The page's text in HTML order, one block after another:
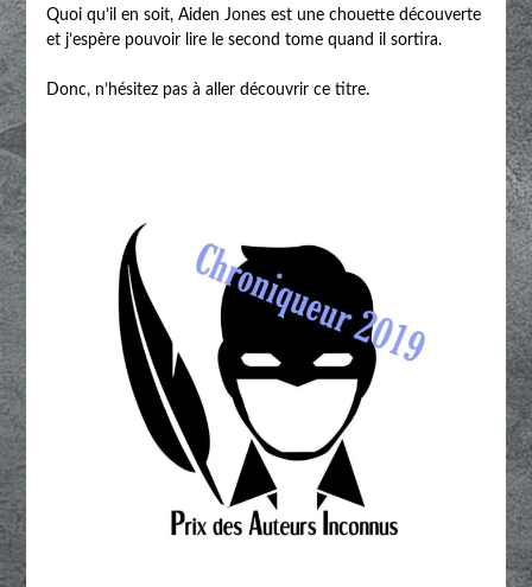
Quoi qu’il en soit, Aiden Jones est une chouette découverte
et j’espère pouvoir lire le second tome quand il sortira.
Donc, n’hésitez pas à aller découvrir ce titre.